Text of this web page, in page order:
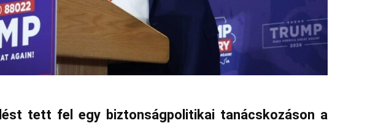
tett fel egy biztonságpolitikai tanácskozáson a